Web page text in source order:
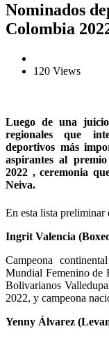
Nominados
Colombia
120 Views
Luego de una
regionales que
deportivos más
aspirantes al
2022 , ceremonia
Neiva.
En esta lista preliminar
Ingrit Valencia
Campeona
Mundial Femenino de
Bolivarianos
2022, y campeona
Yenny Álvarez